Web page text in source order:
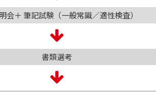
会＋ 筆記試験（一般常識／適性検査）
書類選考